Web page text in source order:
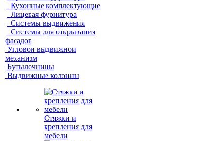
Кухонные комплектующие
Лицевая фурнитура
Системы выдвижения
Системы для открывания
фасадов
Угловой выдвижной
механизм
Бутылочницы
Выдвижные колонны
Стяжки и
крепления для
мебели